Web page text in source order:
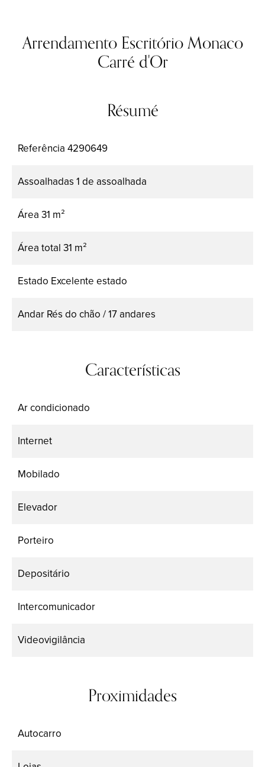
Arrendamento Escritório Monaco
Carré d'Or
Résumé
Referência 4290649
Assoalhadas 1 de assoalhada
Área 31 m²
Área total 31 m²
Estado Excelente estado
Andar Rés do chão / 17 andares
Características
Ar condicionado
Internet
Mobilado
Elevador
Porteiro
Depositário
Intercomunicador
Videovigilância
Proximidades
Autocarro